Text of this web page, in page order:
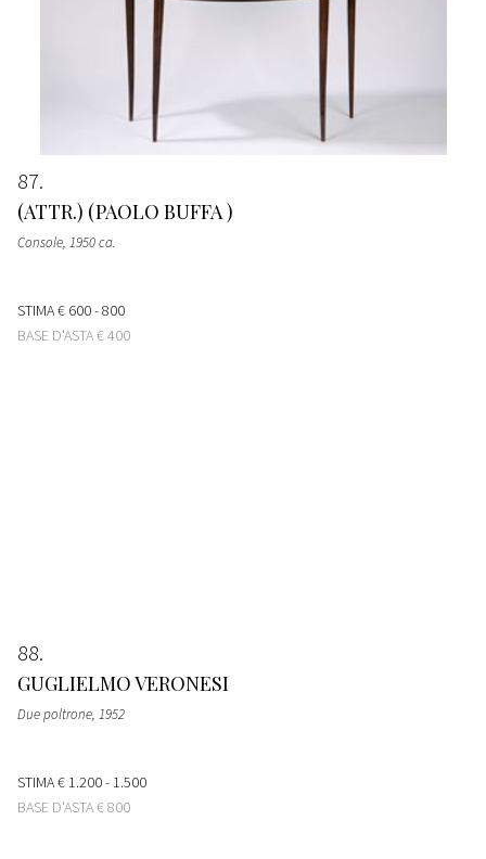
87
(ATTR.) (PAOLO BUFFA )
Console, 1950 ca.
STIMA€ 600 - 800
BASE D'ASTA€ 400
88
GUGLIELMO VERONESI
Due poltrone, 1952
STIMA€ 1.200 - 1.500
BASE D'ASTA€ 800